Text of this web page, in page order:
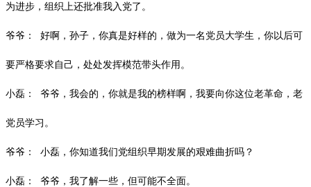
为进步，组织上还批准我入党了。
爷爷： 好啊，孙子，你真是好样的，做为一名党员大学生，你以后可
要严格要求自己，处处发挥模范带头作用。
小磊： 爷爷，我会的，你就是我的榜样啊，我要向你这位老革命，老
党员学习。
爷爷： 小磊，你知道我们党组织早期发展的艰难曲折吗？
小磊： 爷爷，我了解一些，但可能不全面。